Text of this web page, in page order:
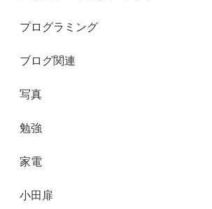
プログラミング
ブログ関連
写真
勉強
家電
小田扉